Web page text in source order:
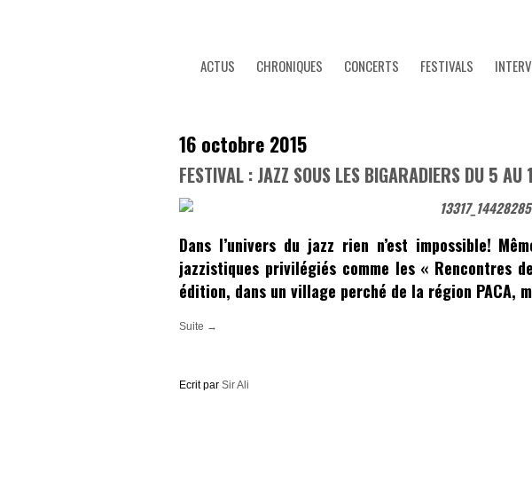
ACTUS CHRONIQUES CONCERTS FESTIVALS
16 octobre 2015
FESTIVAL : JAZZ SOUS LES BIGARADIERS DU 5
Dans l’univers du jazz rien n’est impossible!
jazzistiques privilégiés comme les « Rencontres
édition, dans un village perché de la région PACA,
Suite →
Ecrit par Sir Ali